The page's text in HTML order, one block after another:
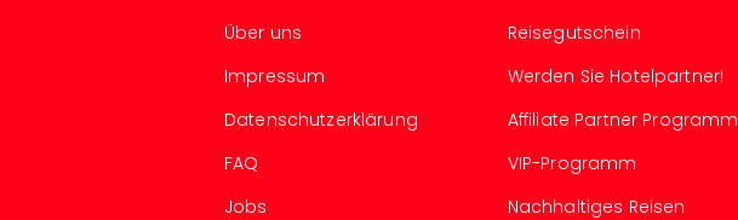
Über uns
Impressum
Datenschutzerklärung
FAQ
Jobs
Reisegutschein
Werden Sie Hotelpartner!
Affiliate Partner Programm
VIP-Programm
Nachhaltiges Reisen